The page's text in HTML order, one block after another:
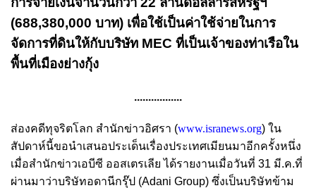
(688,380,000 บาท) เพื่อใช้เป็นค่าใช้จ่ายในการ
จัดการที่ดินให้กับบริษัท MEC ที่เป็นเจ้าของท่าเรือใน
พื้นที่เมืองย่างกุ้ง
.................
ส่องคดีทุจริตโลก สำนักข่าวอิศรา (www.isranews.org) ใน
สัปดาห์นี้ขอนำเสนอประเด็นเรื่องประเทศเมียนมาอีกครั้งหนึ่ง
เมื่อสำนักข่าวเอบีซี ออสเตรเลีย ได้รายงานเมื่อวันที่ 31 มี.ค.ที่
ผ่านมาว่าบริษัทอดานีกรุ๊ป (Adani Group) ซึ่งเป็นบริษัทข้าม